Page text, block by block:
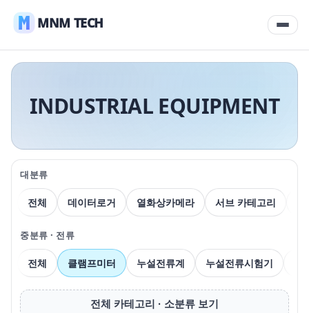
MNM TECH
INDUSTRIAL EQUIPMENT
대분류
전체 데이터로거 열화상카메라 서브 카테고리
중분류 · 전류
전체 클램프미터 누설전류계 누설전류시험기
전체 카테고리 · 소분류 보기